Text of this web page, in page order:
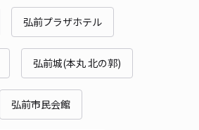
弘前プラザホテル
弘前城(本丸 北の郭)
弘前市民会館